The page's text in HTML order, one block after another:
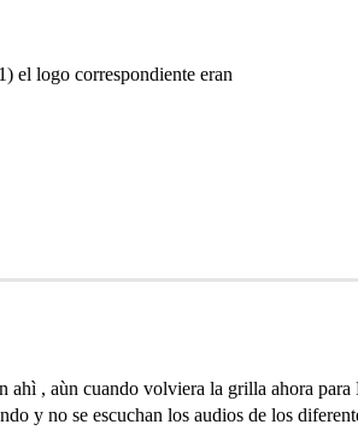
el logo correspondiente eran
, aùn cuando volviera la grilla ahora
y no se escuchan los audios de los